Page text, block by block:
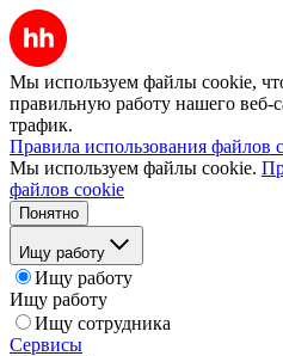
Мы используем файлы cookie,
правильную работу нашего веб-
трафик.
Правила использования файлов
Мы используем файлы cookie.
файлов cookie
Понятно
Ищу работу
Ищу работу
Ищу работу
Ищу сотрудника
Сервисы